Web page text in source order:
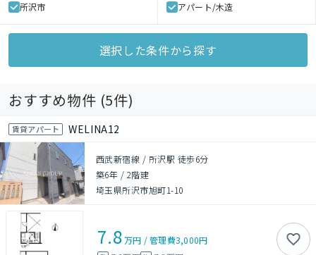
所沢市 アパート/木造
選択した条件から探す
おすすめ物件 (5件)
賃貸アパート WELINA12
西武新宿線 / 所沢駅 徒歩6分
築6年 / 2階建
埼玉県所沢市旭町1-10
7.8万円 /管理費3,000円